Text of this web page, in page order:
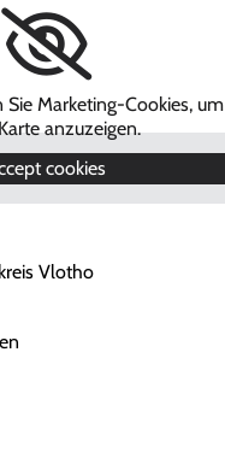
Sie Marketing-Cookies, um
anzuzeigen.
cookies
Vlotho